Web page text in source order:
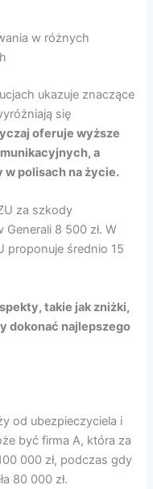
w różnych
ukazuje znaczące
się
oferuje wyższe
a
polisach na życie.
za szkody
8 500 zł. W
proponuje średnio 15
takie jak zniżki,
dokonać najlepszego
od ubezpieczyciela i
być firma A, która za
000 zł, podczas gdy
80 000 zł.